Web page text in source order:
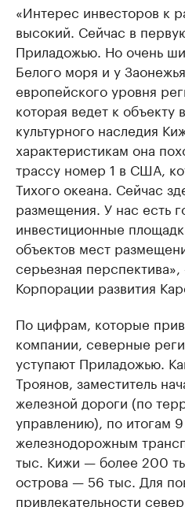
«Интерес инвесторов к
высокий. Сейчас в
Приладожью. Но очень
Белого моря и у
европейского уровня
которая ведет к объекту
культурного наследия
характеристикам она
трассу номер 1 в США,
Тихого океана. Сейчас
размещения. У нас есть
инвестиционные
объектов мест
серьезная
Корпорации развития
По цифрам, которые
компании, северные
уступают Приладожью.
Троянов, заместитель
железной дороги (по
управлению), по итогам
железнодорожным
тыс. Кижи — более 200
острова — 56 тыс. Для
привлекательности